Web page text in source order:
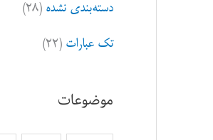
دسته‌بندی نشده (۲۸)
تک عبارات (۲۲)
موضوعات